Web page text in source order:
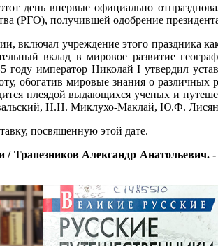
день впервые официально
(РГО), получившей одобрение
включал учреждение этого праздника
вклад в мировое развитие
году император Николай I утвердил
обогатив мировые знания о
плеядой выдающихся ученых и
Н.Н. Миклухо-Маклай, Ю.Ф.
посвященную этой дате.
Трапезников Александр